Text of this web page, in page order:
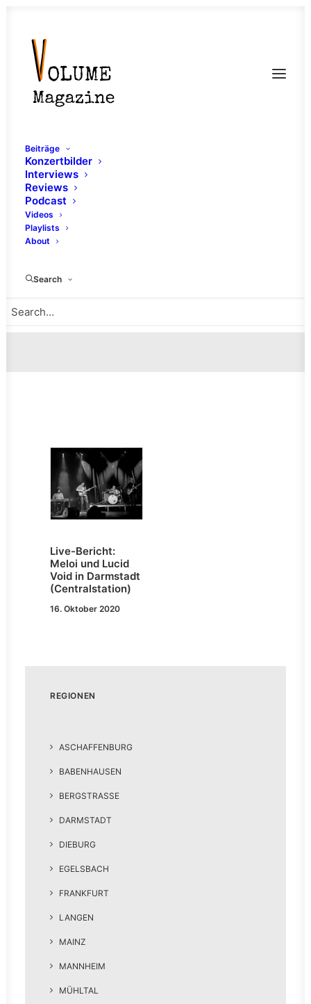
Beiträge
Konzertbilder
Interviews
Reviews
Podcast
Videos
Playlists
About
Search
Live-Bericht:
Meloi und Lucid
Void in Darmstadt
(Centralstation)
16. Oktober 2020
REGIONEN
ASCHAFFENBURG
BABENHAUSEN
BERGSTRASSE
DARMSTADT
DIEBURG
EGELSBACH
FRANKFURT
LANGEN
MAINZ
MANNHEIM
MÜHLTAL